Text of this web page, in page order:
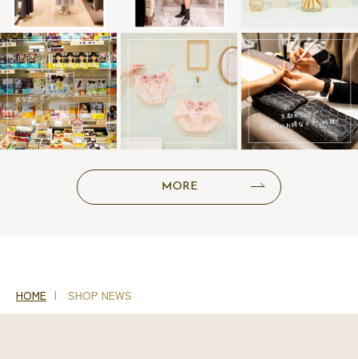
MORE
HOME SHOP NEWS